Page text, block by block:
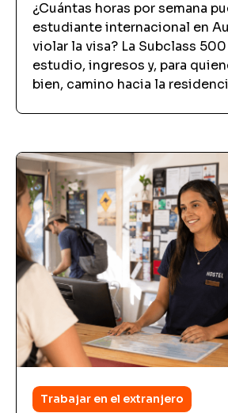
¿Cuántas horas por semana
estudiante internacional en
violar la visa? La Subclass
estudio, ingresos y, para
bien, camino hacia la
Trabajar en el extranjero